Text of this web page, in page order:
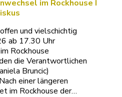
im Rockhouse I
und vielschichtig
ab 17.30 Uhr
Rockhouse
die Verantwortlichen
Bruncic)
einer längeren
im Rockhouse der…